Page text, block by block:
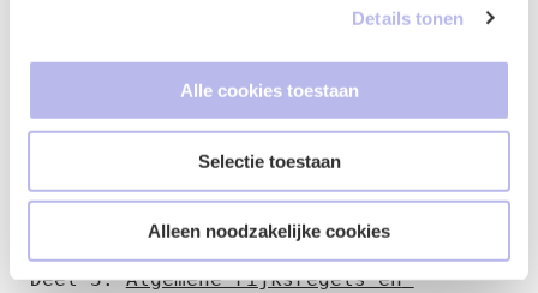
Details tonen
Alle cookies toestaan
Selectie toestaan
Alleen noodzakelijke cookies
planschade onder de Omgevingswet kunt u contact
opnemen met één van de specialisten van desectie
Vastgoed en Omgeving van BG.legal
Lees hier de artikelen uit de
Deel 1: De Omgevingsvisie
Doel en opbouw van de
Deel 3: Algemene rijksregels en